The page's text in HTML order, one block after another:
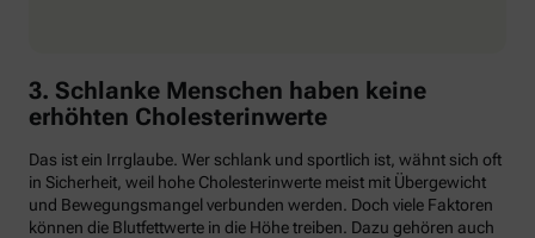
3. Schlanke Menschen haben keine
erhöhten Cholesterinwerte
Das ist ein Irrglaube. Wer schlank und sportlich ist, wähnt sich oft
in Sicherheit, weil hohe Cholesterinwerte meist mit Übergewicht
und Bewegungsmangel verbunden werden. Doch viele Faktoren
können die Blutfettwerte in die Höhe treiben. Dazu gehören auch